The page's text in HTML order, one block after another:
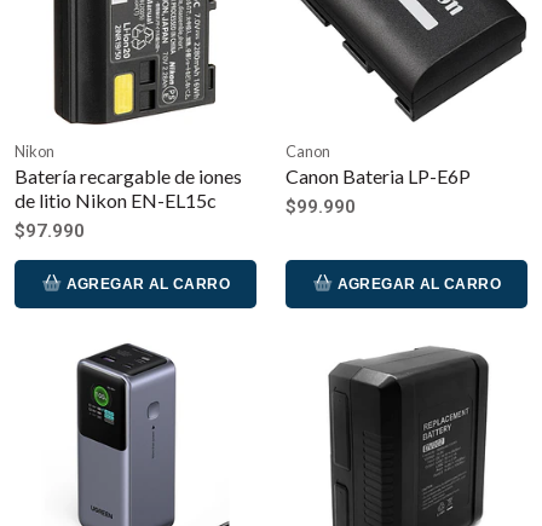
Nikon
Batería recargable de iones
de litio Nikon EN-EL15c
$97.990
AGREGAR AL CARRO
Canon
Canon Bateria LP-E6P
$99.990
AGREGAR AL CARRO